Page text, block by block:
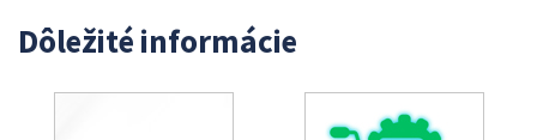
Dôležité informácie